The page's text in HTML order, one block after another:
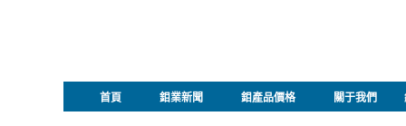
首頁 鉬業新聞 鉬產品價格 關于我們